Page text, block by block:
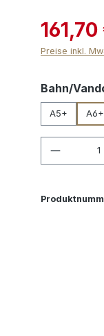
161,70
Preise inkl.
Bahn/
A5+ A6+